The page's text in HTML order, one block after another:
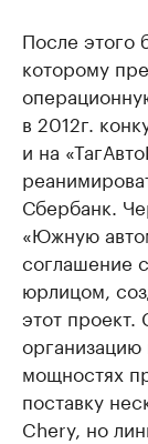
После этого
которому
в 2012г.
и на
Сбербанк.
«Южную
соглашение
юрлицом,
этот
организацию
мощностях
поставку
Chery, но